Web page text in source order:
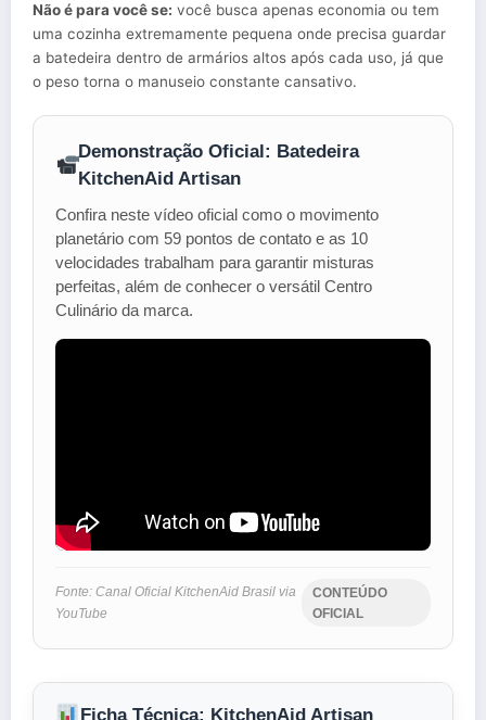
Não é para você se: você busca apenas economia ou tem
uma cozinha extremamente pequena onde precisa guardar
a batedeira dentro de armários altos após cada uso, já que
o peso torna o manuseio constante cansativo.
Demonstração Oficial: Batedeira
KitchenAid Artisan
Confira neste vídeo oficial como o movimento
planetário com 59 pontos de contato e as 10
velocidades trabalham para garantir misturas
perfeitas, além de conhecer o versátil Centro
Culinário da marca.
Fonte: Canal Oficial KitchenAid Brasil via
YouTube
CONTEÚDO
OFICIAL
Ficha Técnica: KitchenAid Artisan